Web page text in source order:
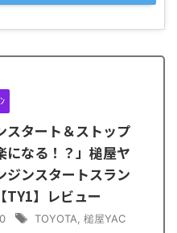
スタート＆ストップ
になる！？」槌屋ヤ
ジンスタートスラン
TY1】レビュー
TOYOTA, 槌屋YAC